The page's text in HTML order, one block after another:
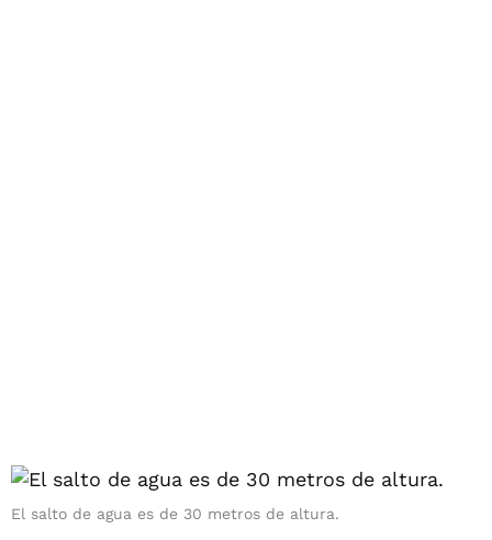
El salto de agua es de 30 metros de altura.